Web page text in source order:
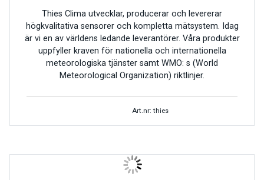
Thies Clima utvecklar, producerar och levererar
högkvalitativa sensorer och kompletta mätsystem. Idag
är vi en av världens ledande leverantörer. Våra produkter
uppfyller kraven för nationella och internationella
meteorologiska tjänster samt WMO: s (World
Meteorological Organization) riktlinjer.
Art.nr: thies